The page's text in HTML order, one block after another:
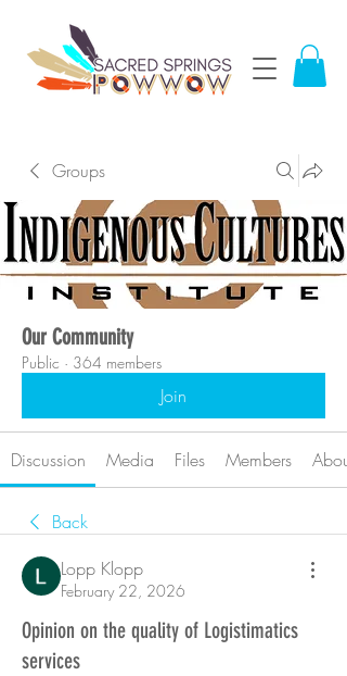
Groups
Our Community
Public · 364 members
Join
Discussion Media Files Members About
Back
Lopp Klopp
February 22, 2026
Opinion on the quality of Logistimatics
services